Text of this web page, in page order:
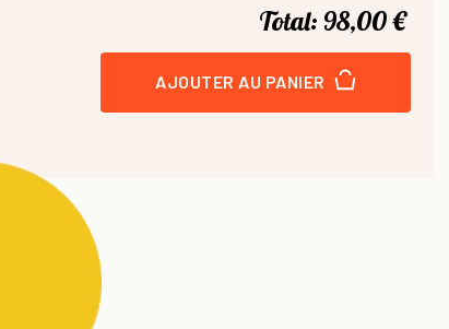
Total: 98,00 €
AJOUTER AU PANIER